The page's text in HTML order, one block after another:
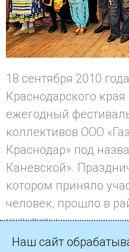
18 сентября 2010
Краснодарского
ежегодный
коллективов ООО
Краснодар» под
Каневской».
котором приняло
человек, прошло в
культуры
Наш сайт